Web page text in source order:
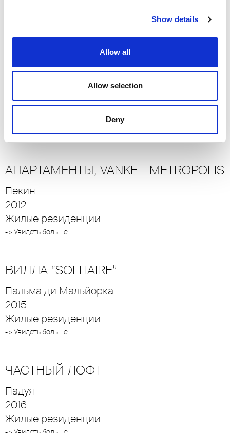
Show details
Allow all
Allow selection
Deny
2018
ЧАСТНАЯ РЕЗИДЕНЦИЯ
2014
-> Увидеть больше
АПАРТАМЕНТЫ, VANKE – METROPOLIS
Пекин
2012
Жилые резиденции
-> Увидеть больше
ВИЛЛА “SOLITAIRE”
Пальма ди Мальйорка
2015
Жилые резиденции
-> Увидеть больше
ЧАСТНЫЙ ЛОФТ
Падуя
2016
Жилые резиденции